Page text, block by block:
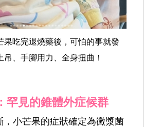
果吃完退燒藥後，可怕的事就發
吊、手腳用力、全身扭曲！
罕見的錐體外症候群
，小芒果的症狀確定為黴漿菌